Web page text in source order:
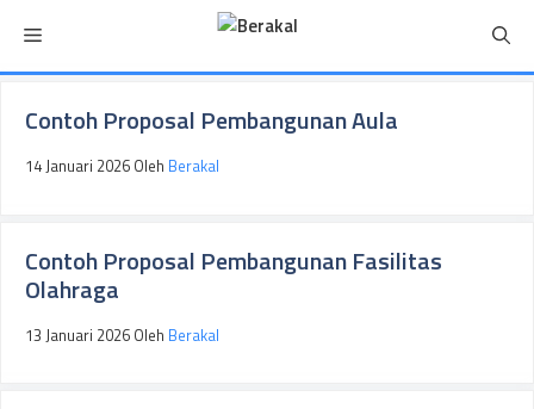
isi
Menu
Contoh Proposal Pembangunan Aula
14 Januari 2026 Oleh Berakal
Contoh Proposal Pembangunan Fasilitas
Olahraga
13 Januari 2026 Oleh Berakal